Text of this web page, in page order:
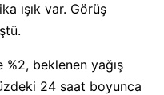
ışık var. Görüş
beklenen yağış
24 saat boyunca